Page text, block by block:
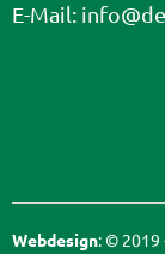
E-Mail:
Webdesign: © 2019